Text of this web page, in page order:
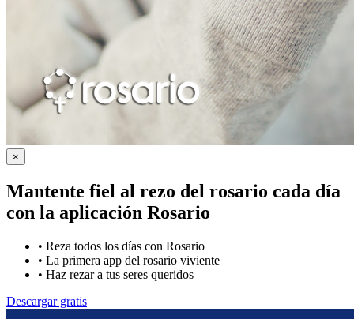
×
Mantente fiel al rezo del rosario cada día
con la aplicación Rosario
• Reza todos los días con Rosario
• La primera app del rosario viviente
• Haz rezar a tus seres queridos
Descargar gratis